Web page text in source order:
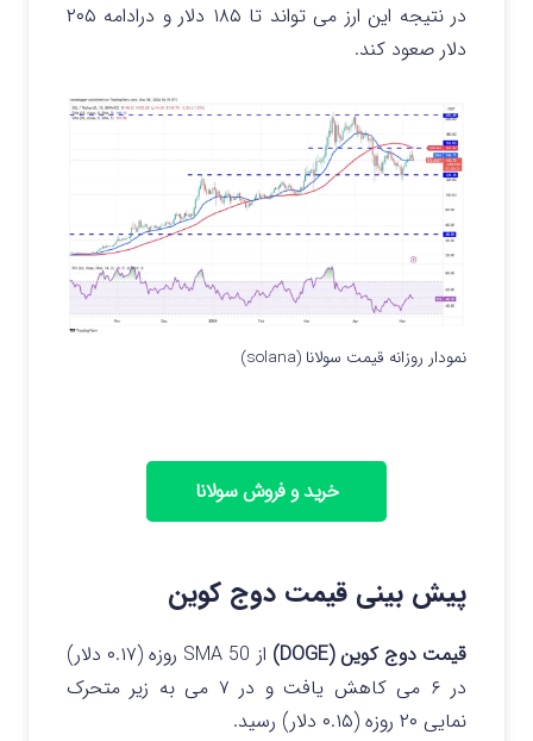
در نتیجه این ارز می تواند تا ۱۸۵ دلار و درادامه ۲۰۵
دلار صعود کند.
نمودار روزانه قیمت سولانا (solana)
خرید و فروش سولانا
پیش بینی قیمت دوج کوین
قیمت دوج کوین (DOGE)
از SMA 50 روزه (۰.۱۷ دلار)
در ۶ می کاهش یافت و در ۷ می به زیر متحرک
نمایی ۲۰ روزه (۰.۱۵ دلار) رسید.